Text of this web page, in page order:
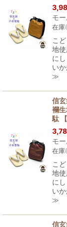
モ
在
こ
地
に
い
≫
信
襴
駄
モ
在
こ
地
に
い
≫
信